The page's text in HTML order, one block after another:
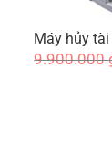
Máy hủy
9.900.000